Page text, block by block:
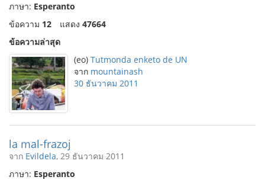
ภาษา: Esperanto
ข้อความ 12 แสดง 47664
ข้อความล่าสุด
(eo) Tutmonda enketo de UN
จาก mountainash
30 ธันวาคม 2011
la mal-frazoj
จาก Evildela, 29 ธันวาคม 2011
ภาษา: Esperanto